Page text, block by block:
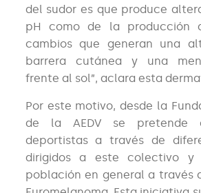
del sudor es que produce
pH como de la producción
cambios que generan una
barrera cutánea y una
frente al sol”, aclara esta
Por este motivo, desde la
de la AEDV se pretende
deportistas a través de
dirigidos a este colectivo
población en general a través